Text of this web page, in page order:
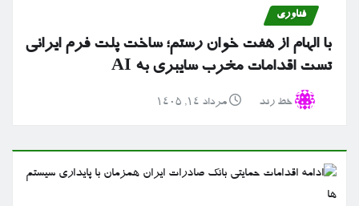
فناوری
با الهام از هفت خوان رستم؛ ساخت پلت فرم ایرانی
تست اقدامات مخرب سایبری به AI
خط رند مرداد ۱۴, ۱۴۰۵